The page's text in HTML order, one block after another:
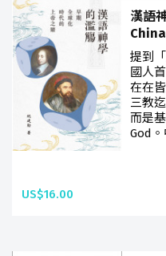
漢語
China
提到
國人
在在
三教
而是
God
US$16.00